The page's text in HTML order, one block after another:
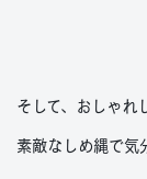
そして、おしゃれ
素敵なしめ縄で気